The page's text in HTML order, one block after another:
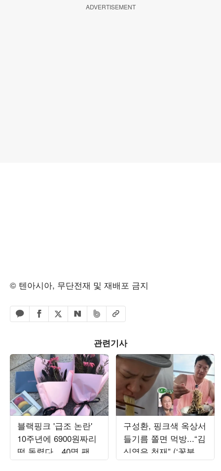
ADVERTISEMENT
© 텐아시아, 무단전재 및 재배포 금지
카카오톡 공유하기
페이스북 공유하기
엑스 공유하기
네이버 공유하기
밴드 공유하기
URL복사
관련기사
블랙핑크 '급조 논란'
10주년에 6900원짜리
떡 돌렸다…40명 팬 한
정 '가성비 선물' 갑론
구성환, 핑크색 옥상서
들기름 쫄면 먹방...“김
신영은 천재” (‘꽃분
이’)